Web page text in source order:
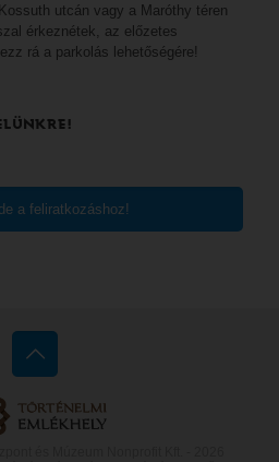
utcán vagy a Maróthy téren
érkeznétek, az előzetes
rá a parkolás lehetőségére!
a feliratkozáshoz!